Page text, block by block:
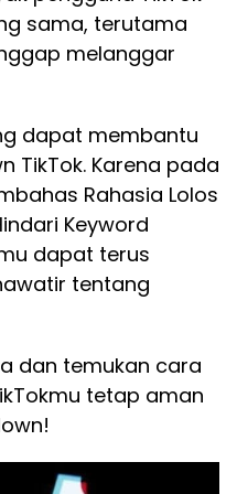
sama, terutama
melanggar
dapat membantu
TikTok. Karena pada
Rahasia Lolos
Keyword
dapat terus
tentang
dan temukan cara
tetap aman